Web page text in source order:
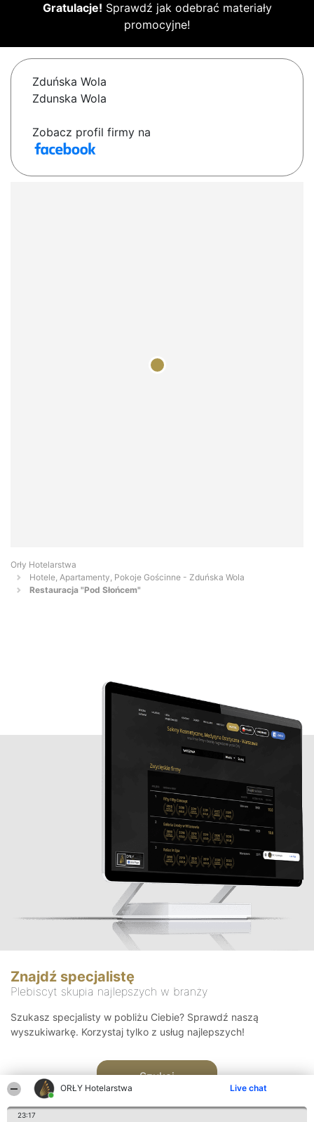
ORŁY Hotelarstwa Live chat
23:17
Gratulacje! Sprawdź jak odebrać materiały
promocyjne!
Zduńska Wola
Zdunska Wola
Zobacz profil firmy na
Orły Hotelarstwa
Hotele, Apartamenty, Pokoje Gościnne - Zduńska Wola
Restauracja "Pod Słońcem"
Znajdź specjalistę
Plebiscyt skupia najlepszych w branży
Szukasz specjalisty w pobliżu Ciebie? Sprawdź naszą
wyszukiwarkę. Korzystaj tylko z usług najlepszych!
Szukaj